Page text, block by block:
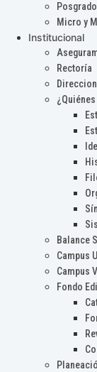
Micro y
Institucional
Rectoría
Balance
Campus
Campus
Fondo